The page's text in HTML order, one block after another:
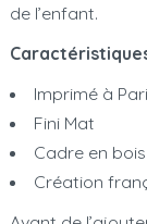
de l’enfant.
Imprimé à
Fini Mat
Cadre en bois
Création